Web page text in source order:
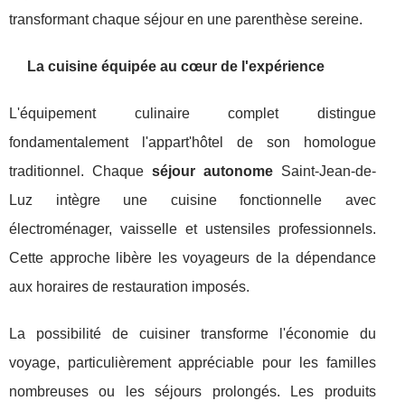
transformant chaque séjour en une parenthèse sereine.
La cuisine équipée au cœur de l'expérience
L'équipement culinaire complet distingue
fondamentalement l'appart'hôtel de son homologue
traditionnel. Chaque séjour autonomeSaint-Jean-de-
Luz intègre une cuisine fonctionnelle avec
électroménager, vaisselle et ustensiles professionnels.
Cette approche libère les voyageurs de la dépendance
aux horaires de restauration imposés.
La possibilité de cuisiner transforme l'économie du
voyage, particulièrement appréciable pour les familles
nombreuses ou les séjours prolongés. Les produits